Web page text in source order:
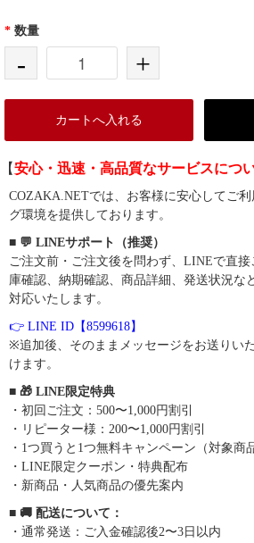
* 数量
- +
カートへ入れる
【安心・迅速・高品質なサービスにつ
COZAKA.NETでは、お客様に安心してご
グ環境を提供しております。
■ 💬 LINEサポート（推奨）
ご注文前・ご注文後を問わず、LINEで直
庫確認、納期確認、商品詳細、発送状況な
対応いたします。
👉 LINE ID【8599618】
※追加後、そのままメッセージをお送りい
けます。
■ 🎁 LINE限定特典
・初回ご注文：500〜1,000円割引
・リピーター様：200〜1,000円割引
・1つ買うと1つ無料キャンペーン（対象商
・LINE限定クーポン・特典配布
・新商品・人気商品の優先案内
■ 🚚 配送について：
・通常発送：ご入金確認後2〜3日以内